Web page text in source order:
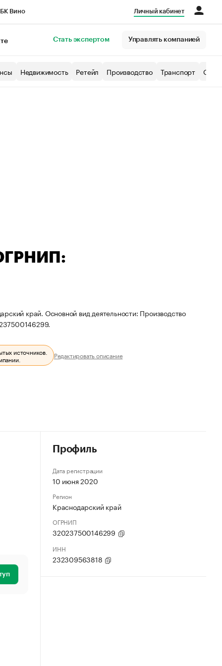
Вино Личный кабинет
Стать экспертом Управлять компанией
Недвижимость Ретейл Производство Транспорт
край. Основной вид деятельности: Производство
источников.
Редактировать описание
Профиль
Дата регистрации
10 июня 2020
Регион
Краснодарский край
ОГРНИП
320237500146299
ИНН
232309563818